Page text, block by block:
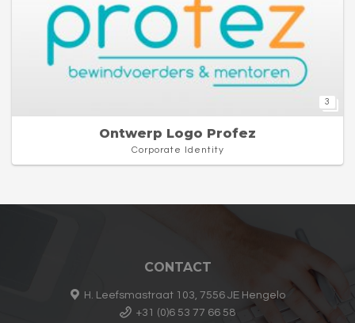
3
Ontwerp Logo Profez
Corporate Identity
CONTACT
H. Leefsmastraat 103, 7556 JE Hengelo
+31 (0)6 53 77 66 58